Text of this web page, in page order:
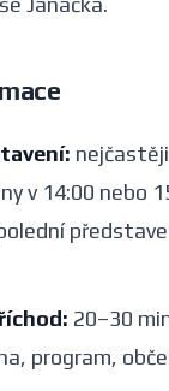
v 14:00 nebo
20–30
program,